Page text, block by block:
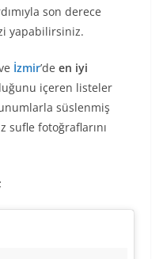
son derece
yapabilirsiniz.
İzmir’de en iyi
içeren listeler
süslenmiş
sufle fotoğraflarını